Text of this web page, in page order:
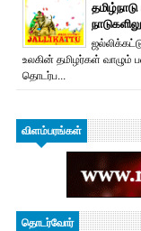
உலகின் தமிழர்கள் வாழும்
தொடர்ப...
விளம்பரங்கள்
தொடர்வோர்